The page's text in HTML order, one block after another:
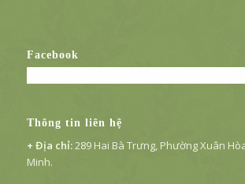
Facebook
Thông tin liên hệ
+ Địa chỉ:289 Hai Bà Trưng, Phường Xuân
Minh.